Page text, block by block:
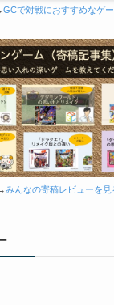
GCで対戦におすすめなゲ
みんなの寄稿レビューを見